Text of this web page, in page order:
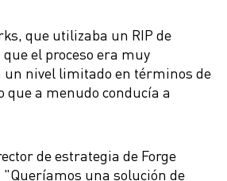
que utilizaba un RIP de
el proceso era muy
un nivel limitado en términos de
a menudo conducía a
de estrategia de Forge
una solución de